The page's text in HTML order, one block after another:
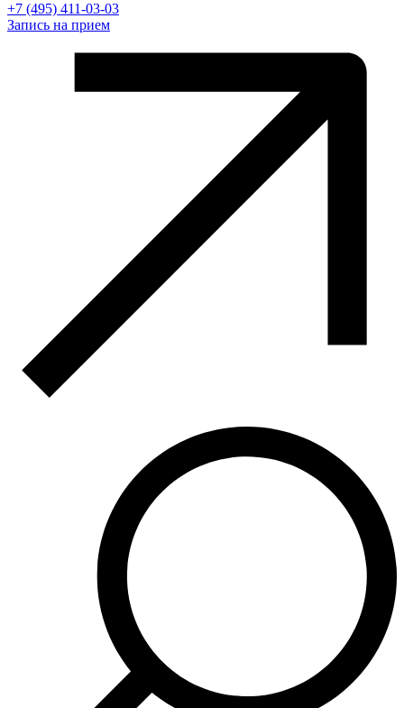
+7 (495) 411-03-03
Запись на прием